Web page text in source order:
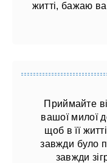
житті, бажаю
Приймайте
вашої милої
щоб в її
завжди було
завжди